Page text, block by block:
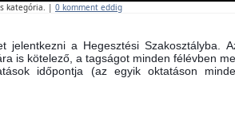
kategória. | 0 komment eddig
jelentkezni a Hegesztési Szakosztályba.
is kötelező, a tagságot minden félévben
időpontja (az egyik oktatáson